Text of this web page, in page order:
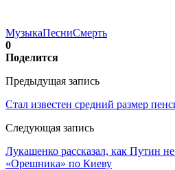
МузыкаПесниСмерть
0
Поделится
Предыдущая запись
Стал известен средний размер
Следующая запись
Лукашенко рассказал, как Путин
«Орешника» по Киеву